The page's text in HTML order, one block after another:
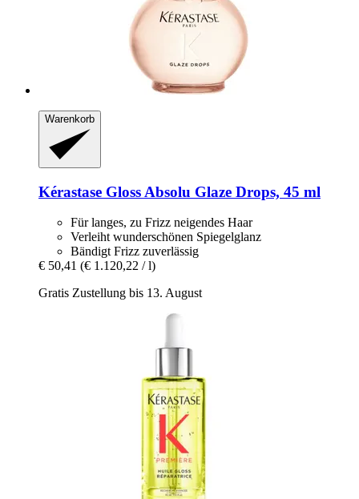
Warenkorb
Kérastase Gloss Absolu Glaze Drops, 45 ml
Für langes, zu Frizz neigendes Haar
Verleiht wunderschönen Spiegelglanz
Bändigt Frizz zuverlässig
€ 50,41 (€ 1.120,22 / l)
Gratis Zustellung bis 13. August